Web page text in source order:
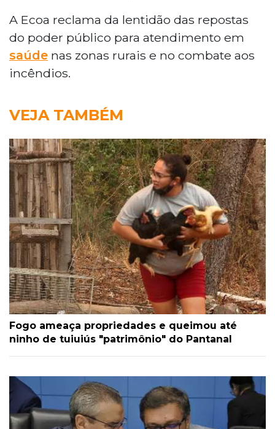
A Ecoa reclama da lentidão das repostas
do poder público para atendimento em
saúde nas zonas rurais e no combate aos
incêndios.
VEJA TAMBÉM
Fogo ameaça propriedades e queimou até
ninho de tuiuiús "patrimônio" do Pantanal